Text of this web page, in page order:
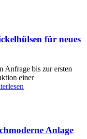
für neues
Anfrage bis zur ersten
einer
Anlage